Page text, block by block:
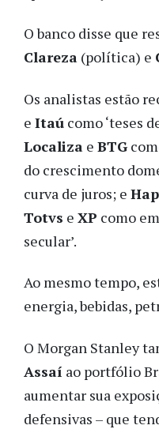
O banco disse que
Clareza (política) e
Os analistas estão
e Itaú como ‘teses
Localiza e BTG
do crescimento
curva de juros; e
Totvs e XP como
secular’.
Ao mesmo tempo,
energia, bebidas,
O Morgan Stanley
Assaí ao portfólio
aumentar sua
defensivas – que